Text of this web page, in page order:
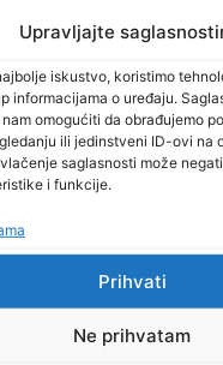
Upravljajte
iskustvo, koristimo
informacijama o uređaju.
omogućiti da obrađujemo
ili jedinstveni ID-ovi na
saglasnosti može
i funkcije.
Prihvati
Ne prihvatam